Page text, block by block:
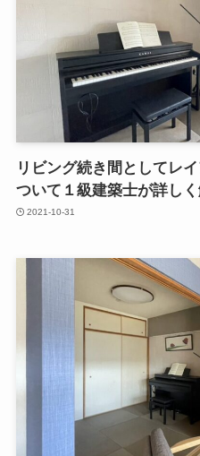
リビング続き間としてレ
ついて１級建築士が詳しく
2021-10-31